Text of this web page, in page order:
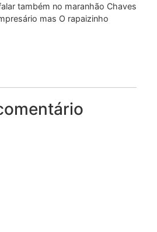
também no maranhão Chaves
mas O rapaizinho